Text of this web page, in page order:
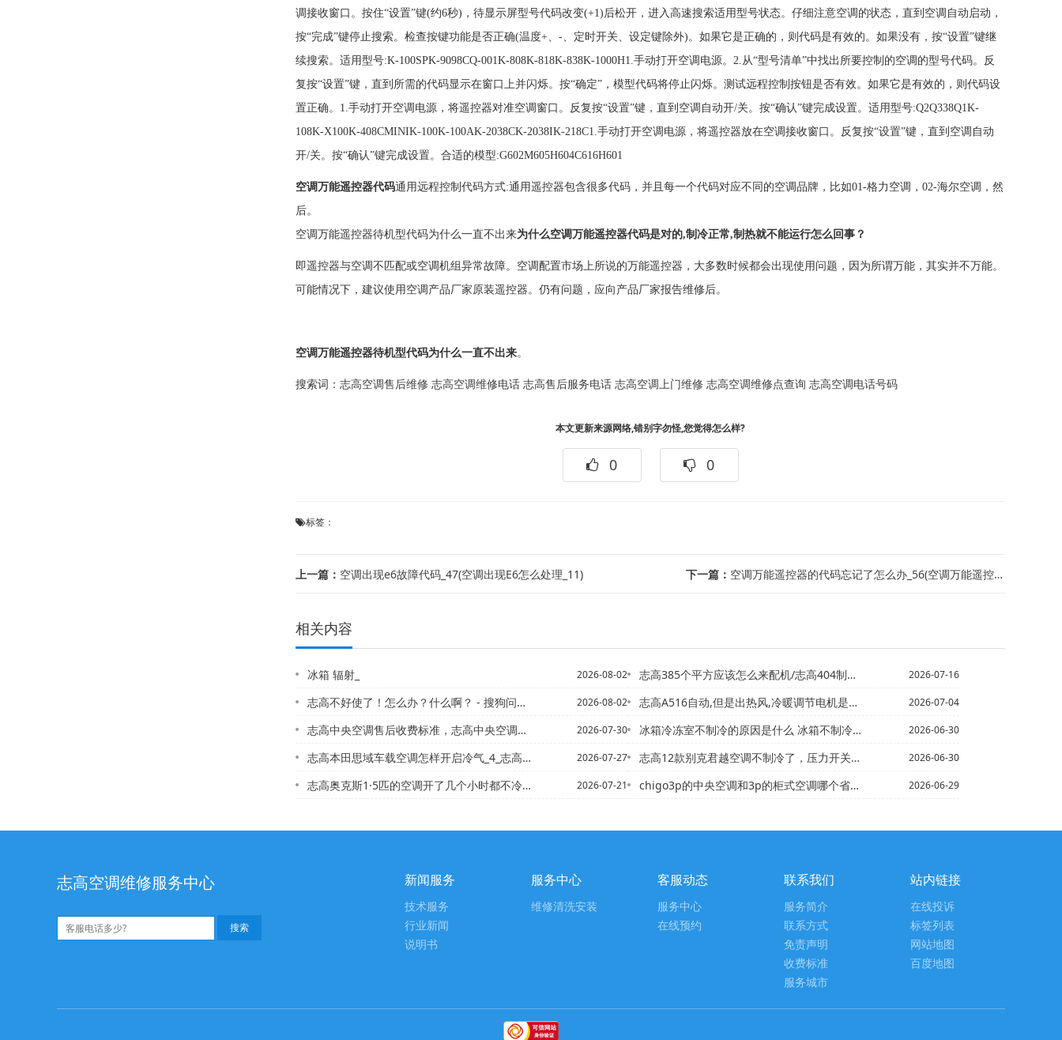
调接收窗口。按住“设置”键(约6秒)，待显示屏型号代码改变(+1)后松开，进入高速搜索适用型号状态。仔细注意空调的状态，直到空调自动启动，
按“完成”键停止搜索。检查按键功能是否正确(温度+、-、定时开关、设定键除外)。如果它是正确的，则代码是有效的。如果没有，按“设置”键继
续搜索。适用型号:K-100SPK-9098CQ-001K-808K-818K-838K-1000H1.手动打开空调电源。2.从“型号清单”中找出所要控制的空调的型号代码。反
复按“设置”键，直到所需的代码显示在窗口上并闪烁。按“确定”，模型代码将停止闪烁。测试远程控制按钮是否有效。如果它是有效的，则代码设
置正确。1.手动打开空调电源，将遥控器对准空调窗口。反复按“设置”键，直到空调自动开/关。按“确认”键完成设置。适用型号:Q2Q338Q1K-
108K-X100K-408CMINIK-100K-100AK-2038CK-2038IK-218C1.手动打开空调电源，将遥控器放在空调接收窗口。反复按“设置”键，直到空调自动
开/关。按“确认”键完成设置。合适的模型:G602M605H604C616H601
空调万能遥控器代码通用远程控制代码方式:通用遥控器包含很多代码，并且每一个代码对应不同的空调品牌，比如01-格力空调，02-海尔空调，然
后。
空调万能遥控器待机型代码为什么一直不出来为什么空调万能遥控器代码是对的,制冷正常,制热就不能运行怎么回事？
即遥控器与空调不匹配或空调机组异常故障。空调配置市场上所说的万能遥控器，大多数时候都会出现使用问题，因为所谓万能，其实并不万能。
可能情况下，建议使用空调产品厂家原装遥控器。仍有问题，应向产品厂家报告维修后。
空调万能遥控器待机型代码为什么一直不出来。
搜索词： 志高空调售后维修 志高空调维修电话 志高售后服务电话 志高空调上门维修 志高空调维修点查询 志高空调电话号码
本文更新来源网络,错别字勿怪,您觉得怎么样?
0 0
标签：
上一篇： 空调出现e6故障代码_47(空调出现E6怎么处理_11) 下一篇： 空调万能遥控器的代码忘记了怎么办_56(空调万能遥控器的代码忘记了怎么办_57)
相关内容
冰箱 辐射_ 2026-08-02
志高不好使了！怎么办？什么啊？ - 搜狗问问【志高不论制热除湿都会让室内变得更加... 2026-08-02
志高中央空调售后收费标准，志高中央空调维修电话最新收费标准 2026-07-30
志高本田思域车载空调怎样开启冷气_4_志高本田思域车载空调怎样开启冷气_5 2026-07-27
志高奥克斯1·5匹的空调开了几个小时都不冷是怎么回事_1|奥克斯挂壁式空调1.5... 2026-07-21
志高385个平方应该怎么来配机/志高404制冷剂有保质期吗- 2026-07-16
志高A516自动,但是出热风,冷暖调节电机是好的,把电机...~志高AC灯亮是开... 2026-07-04
冰箱冷冻室不制冷的原因是什么 冰箱不制冷应该如何解决%冰箱冷冻室结冰怎么办 冰箱... 2026-06-30
志高12款别克君越空调不制冷了，压力开关也换了，还是没用，哪位高手指点一下_2*... 2026-06-30
chigo3p的中央空调和3p的柜式空调哪个省电一小时多少钱`chigo3p柜机... 2026-06-29
志高空调维修服务中心 新闻服务
技术服务
行业新闻
说明书
服务中心
维修清洗安装
客服动态
服务中心
在线预约
联系我们
服务简介
联系方式
免责声明
收费标准
服务城市
站内链接
在线投诉
标签列表
网站地图
百度地图